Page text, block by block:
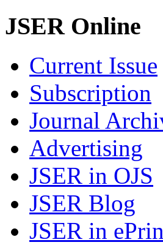
JSER Online
Current Issue
Subscription
Journal
Advertising
JSER in OJS
JSER Blog
JSER in